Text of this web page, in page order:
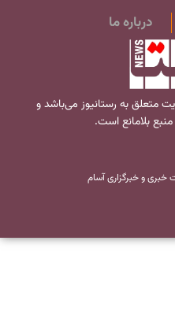
درباره ما
متعلق به رستانیوز می‌باشد و
منبع بلامانع است.
و خبرگزاری آسام